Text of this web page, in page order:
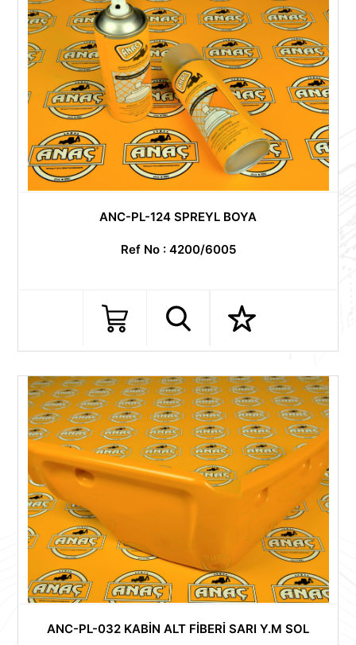
ANC-PL-124 SPREYL BOYA
Ref No : 4200/6005
ANC-PL-032 KABİN ALT FİBERİ SARI Y.M SOL